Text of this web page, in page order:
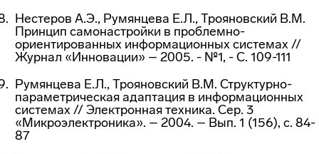
Нестеров А.Э., Румянцева Е.Л., Трояновский В.М.
Принцип самонастройки в проблемно-
ориентированных информационных системах //
Журнал «Инновации» – 2005. - №1, - С. 109-111
Румянцева Е.Л., Трояновский В.М. Структурно-
параметрическая адаптация в информационных
системах // Электронная техника. Сер. 3
«Микроэлектроника». – 2004. – Вып. 1 (156), с. 84-
87